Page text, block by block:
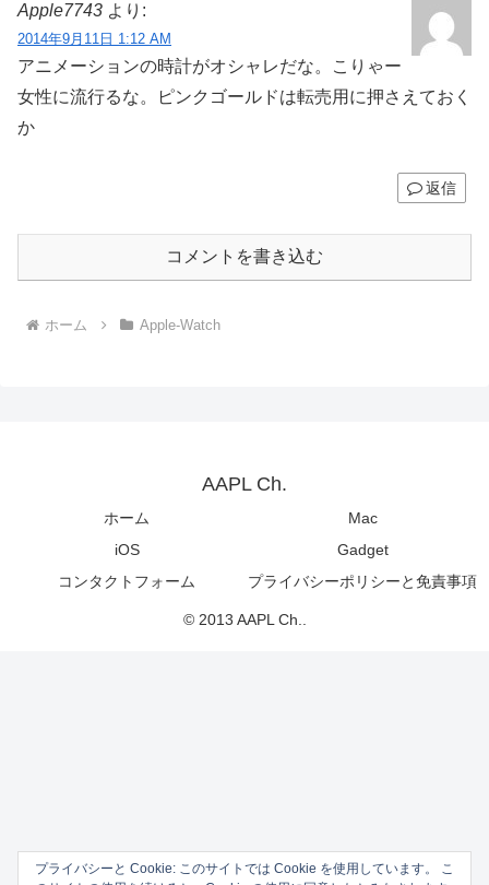
Apple7743 より:
2014年9月11日 1:12 AM
アニメーションの時計がオシャレだな。こりゃー
女性に流行るな。ピンクゴールドは転売用に押さえておく
か
返信
コメントを書き込む
ホーム Apple-Watch
AAPL Ch.
ホーム
Mac
iOS
Gadget
コンタクトフォーム
プライバシーポリシーと免責事項
© 2013 AAPL Ch..
プライバシーと Cookie: このサイトでは Cookie を使用しています。 こ